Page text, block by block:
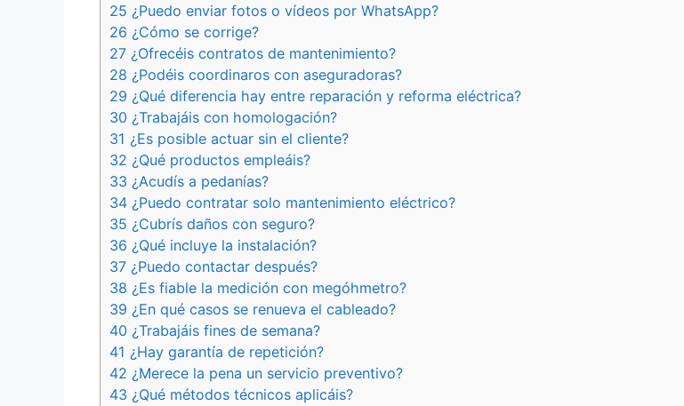
25 ¿Puedo enviar fotos o vídeos por WhatsApp?
26 ¿Cómo se corrige?
27 ¿Ofrecéis contratos de mantenimiento?
28 ¿Podéis coordinaros con aseguradoras?
29 ¿Qué diferencia hay entre reparación y reforma eléctrica?
30 ¿Trabajáis con homologación?
31 ¿Es posible actuar sin el cliente?
32 ¿Qué productos empleáis?
33 ¿Acudís a pedanías?
34 ¿Puedo contratar solo mantenimiento eléctrico?
35 ¿Cubrís daños con seguro?
36 ¿Qué incluye la instalación?
37 ¿Puedo contactar después?
38 ¿Es fiable la medición con megóhmetro?
39 ¿En qué casos se renueva el cableado?
40 ¿Trabajáis fines de semana?
41 ¿Hay garantía de repetición?
42 ¿Merece la pena un servicio preventivo?
43 ¿Qué métodos técnicos aplicáis?